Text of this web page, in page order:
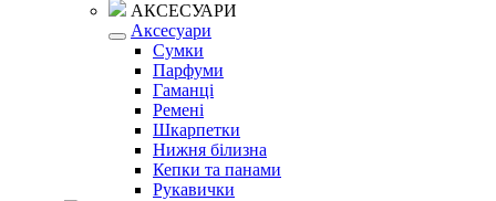
АКСЕСУАРИ
Аксесуари
Сумки
Парфуми
Гаманці
Ремені
Шкарпетки
Нижня білизна
Кепки та панами
Рукавички